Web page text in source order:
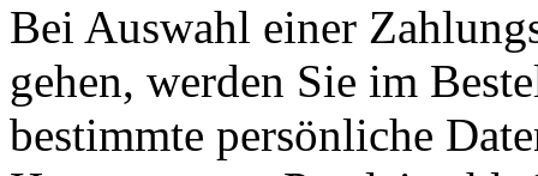
Bei Auswahl einer
gehen, werden Sie im
bestimmte persönliche